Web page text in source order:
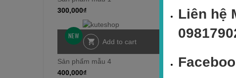
300,000₫
NEW
Add to cart
Sản phẩm mẫu 4
400,000₫
Liên hệ